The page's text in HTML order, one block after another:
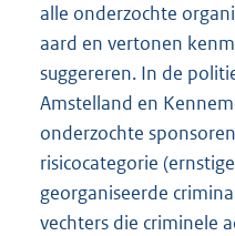
alle onderzochte
aard en vertonen
suggereren. In de
Amstelland en
onderzochte
risicocategorie
georganiseerde
vechters die criminele